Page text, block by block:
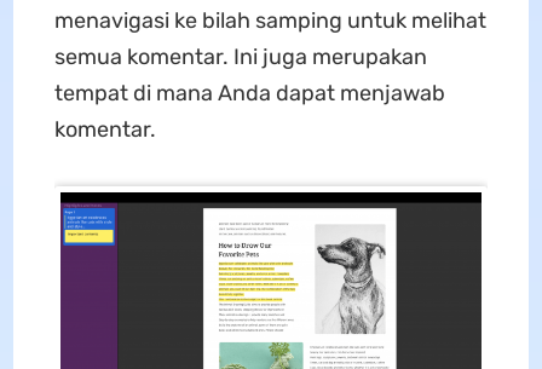
menavigasi ke bilah samping untuk melihat
semua komentar. Ini juga merupakan
tempat di mana Anda dapat menjawab
komentar.